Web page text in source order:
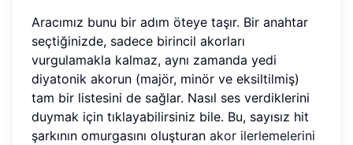
Aracımız bunu bir adım öteye taşır. Bir anahtar
seçtiğinizde, sadece birincil akorları
vurgulamakla kalmaz, aynı zamanda yedi
diyatonik akorun (majör, minör ve eksiltilmiş)
tam bir listesini de sağlar. Nasıl ses verdiklerini
duymak için tıklayabilirsiniz bile. Bu, sayısız hit
şarkının omurgasını oluşturan akor ilerlemelerini